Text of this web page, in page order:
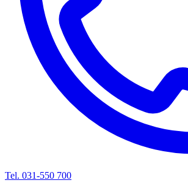
Tel. 031-550 700